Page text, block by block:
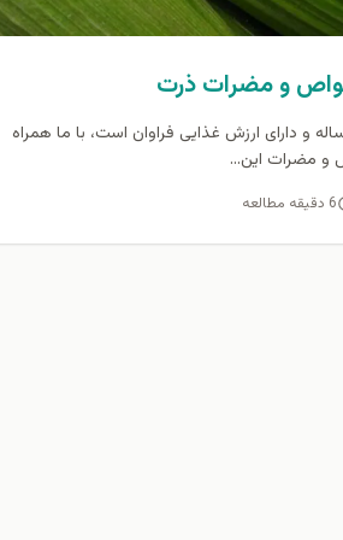
و مضرات ذرت
و دارای ارزش غذایی فراوان است، با ما همراه
و مضرات اين...
6 دقیقه مطالعه